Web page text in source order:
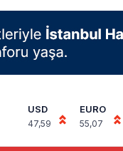
USD
47,59
EURO
55,07